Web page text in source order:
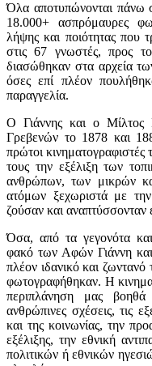
Όλα αποτυπώνονται πάνω
18.000+ ασπρόμαυρες
λήψης και ποιότητας που
στις 67 γνωστές, προς
διασώθηκαν στα αρχεία
όσες επί πλέον
παραγγελία.
Ο Γιάννης και ο Μίλτος
Γρεβενών το 1878 και
πρώτοι
τους την εξέλιξη των
ανθρώπων, των μικρών
ατόμων ξεχωριστά με
ζούσαν και αναπτύσσονταν
Όσα, από τα γεγονότα
φακό των Αφών Γιάννη
πλέον ιδανικό και
φωτογραφήθηκαν. Η
περιπλάνηση μας βοηθά
ανθρώπινες σχέσεις, τις
και της κοινωνίας, την
εξέλιξης, την εθνική
πολιτικών ή εθνικών